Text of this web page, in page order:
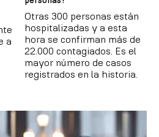
a
Otras 300 personas están
hospitalizadas y a esta
hora se confirman más de
22.000 contagiados. Es el
mayor número de casos
registrados en la historia.